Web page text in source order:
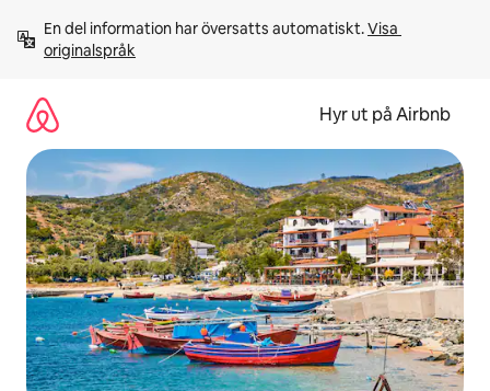
innehåll
En del information har översatts automatiskt. Visa
originalspråk
Hyr ut på Airbnb